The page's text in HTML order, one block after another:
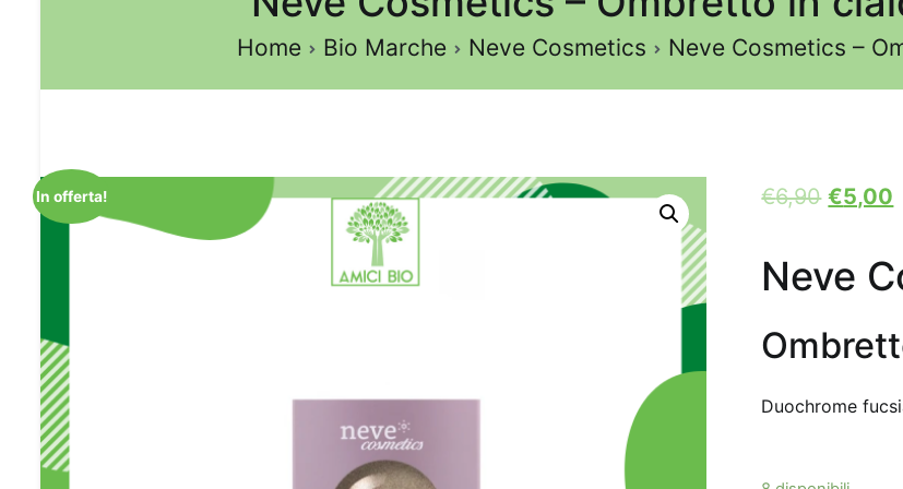
Home Bio Marche Neve Cosmetics Neve Cosmetics –
In offerta! €6,90 €5,00
Neve
Duochrome